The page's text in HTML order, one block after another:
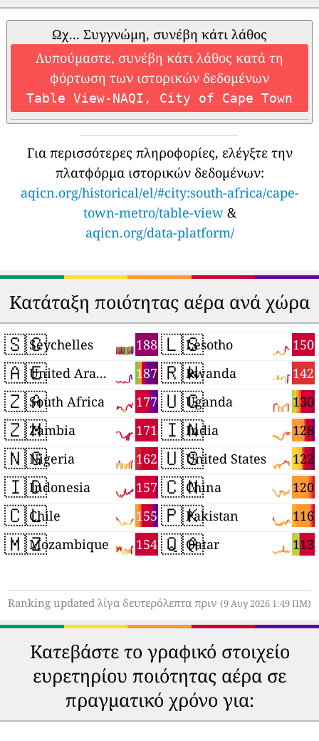
Ωχ... Συγγνώμη, συνέβη κάτι λάθος
Λυπούμαστε, συνέβη κάτι λάθος κατά τη
φόρτωση των ιστορικών δεδομένων
Table View-NAQI, City of Cape Town
Για περισσότερες πληροφορίες, ελέγξτε την
πλατφόρμα ιστορικών δεδομένων:
aqicn.org/historical/el/#city:south-africa/cape-
town-metro/table-view&
aqicn.org/data-platform/
Κατάταξη ποιότητας αέρα ανά χώρα
🇸🇨 188
Seychelles
🇦🇪 187
United Arab Emirates
🇿🇦 177
South Africa
🇿🇲 171
Zambia
🇳🇬 162
Nigeria
🇮🇩 157
Indonesia
🇨🇱 155
Chile
🇲🇿 154
Mozambique
🇱🇸 150
Lesotho
🇷🇼 142
Rwanda
🇺🇬 130
Uganda
🇮🇳 128
India
🇺🇸 122
United States
🇨🇳 120
China
🇵🇰 116
Pakistan
🇶🇦 113
Qatar
Ranking updated λίγα δευτερόλεπτα πριν (9 Αυγ 2026 1:49 ΠΜ)
Κατεβάστε το γραφικό στοιχείο
ευρετηρίου ποιότητας αέρα σε
πραγματικό χρόνο για: